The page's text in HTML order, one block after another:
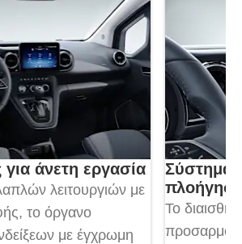
άνετη εργασία
λειτουργιών με
το όργανο
με έγχρωμη
Σύστημα
Το